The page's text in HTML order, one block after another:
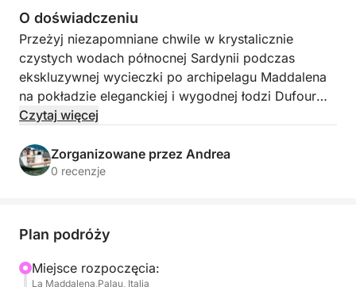
O doświadczeniu
Przeżyj niezapomniane chwile w krystalicznie
czystych wodach północnej Sardynii podczas
ekskluzywnej wycieczki po archipelagu Maddalena
na pokładzie eleganckiej i wygodnej łodzi Dufour
500 Grand Large. Ten 15-metrowy żaglowiec łączy
zapewniając Ci cały komfort potrzebny do
spędzenia dnia pełnego relaksu i odkrywania świata.
najbardziej charakterystyczne wyspy archipelagu.
plażami i cichymi zatoczkami, Budelli, słynącą z
Czytaj więcej
Zorganizowane przez Andrea
0 recenzje
Plan podróży
Miejsce rozpoczęcia:
La Maddalena,Palau, Italia